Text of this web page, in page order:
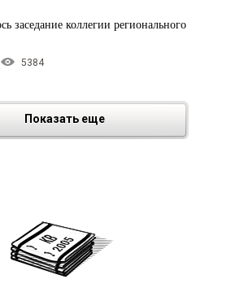
заседание коллегии регионального
5384
Показать еще